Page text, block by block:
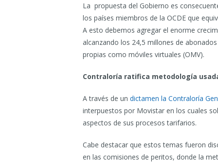
La propuesta del Gobierno es
los países miembros de la OCDE que
A esto debemos agregar el enorme
alcanzando los 24,5 millones de
propias como móviles virtuales (OMV).
Contraloría ratifica metodología
A través de un dictamen la Contraloría
interpuestos por Movistar en los cuales
aspectos de sus procesos tarifarios.
Cabe destacar que estos temas fueron
en las comisiones de peritos, donde la